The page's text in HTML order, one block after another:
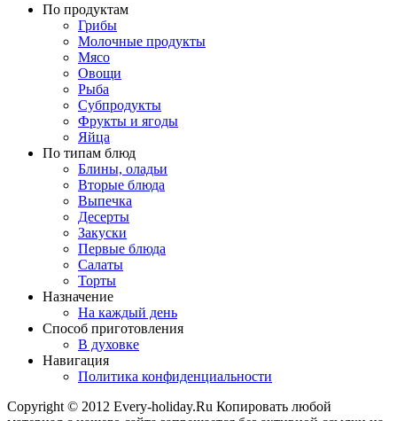
По продуктам
Грибы
Молочные продукты
Мясо
Овощи
Рыба
Субпродукты
Фрукты и ягоды
Яйца
По типам блюд
Блины, оладьи
Вторые блюда
Выпечка
Десерты
Закуски
Первые блюда
Салаты
Торты
Назначение
На каждый день
Способ приготовления
В духовке
Навигация
Политика конфиденциальности
Copyright © 2012 Every-holiday.Ru Копировать любой